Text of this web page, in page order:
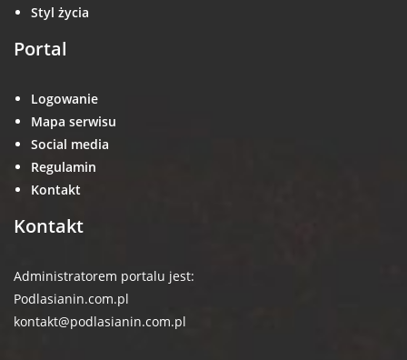
Styl życia
Portal
Logowanie
Mapa serwisu
Social media
Regulamin
Kontakt
Kontakt
Administratorem portalu jest:
Podlasianin.com.pl
kontakt@podlasianin.com.pl